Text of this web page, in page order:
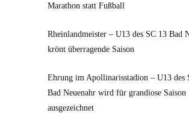
Marathon statt Fußball
Rheinlandmeister – U13 des SC 13 Bad
krönt überragende Saison
Ehrung im Apollinarisstadion – U13 des
Bad Neuenahr wird für grandiose Saison
ausgezeichnet